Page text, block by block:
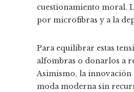
cuestionamiento moral.
por microfibras y a la
Para equilibrar estas
alfombras o donarlos a
Asimismo, la innovación
moda moderna sin